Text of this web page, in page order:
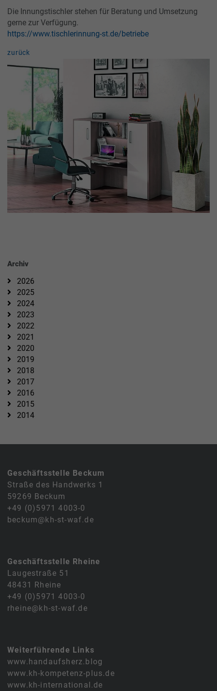
Die Innungstischler stehen für Beratung und Umsetzung
gerne zur Verfügung.
https://www.tischlerinnung-st.de/betriebe
zurück
Archiv
2026
2025
2024
2023
2022
2021
2020
2019
2018
2017
2016
2015
2014
Geschäftsstelle Beckum
Straße des Handwerks 1
59269 Beckum
+49 (0)5971 4003-0
beckum@kh-st-waf.de
Geschäftsstelle Rheine
Laugestraße 51
48431 Rheine
+49 (0)5971 4003-0
rheine@kh-st-waf.de
Weiterführende Links
www.handaufsherz.blog
www.kh-kompetenz-plus.de
www.kh-international.de